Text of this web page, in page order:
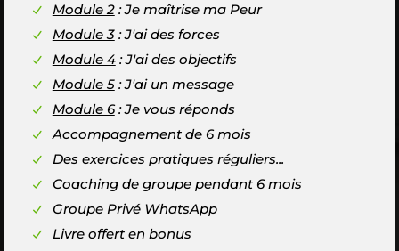
Module 2: Je maîtrise ma Peur
Module 3: J'ai des forces
Module 4: J'ai des objectifs
Module 5: J'ai un message
Module 6: Je vous réponds
Accompagnement de 6 mois
Des exercices pratiques réguliers...
Coaching de groupe pendant 6 mois
Groupe Privé WhatsApp
Livre offert en bonus